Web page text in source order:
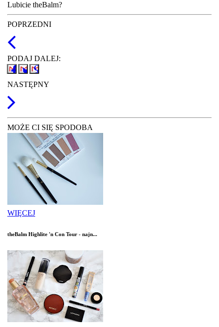
Lubicie theBalm?
POPRZEDNI
PODAJ DALEJ:
NASTĘPNY
MOŻE CI SIĘ SPODOBA
WIĘCEJ
theBalm Highlite 'n Con Tour - najn...